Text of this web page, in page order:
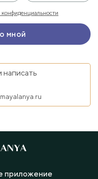
приложение